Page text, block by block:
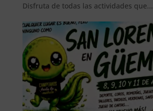
Disfruta de todas las actividades que...